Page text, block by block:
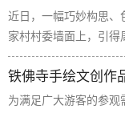
近日，一幅巧妙构思、
家村村委墙面上，引得
“三下乡”社会实践队伍
为乡村增添了一道亮丽
铁佛寺手绘文创作
为满足广大游客的参观